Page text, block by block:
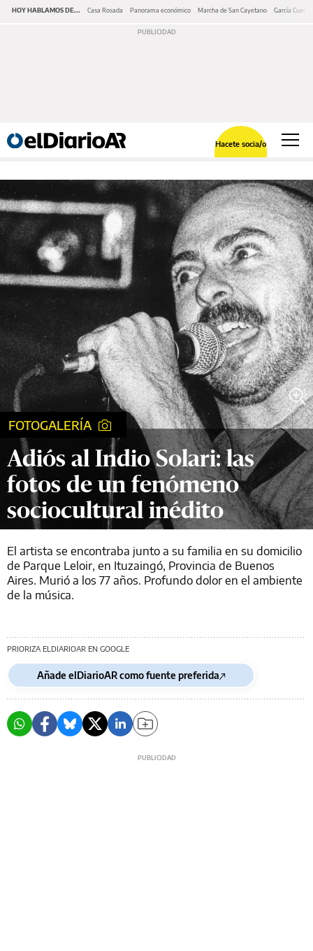
HOY HABLAMOS DE... Casa Rosada Panorama económico Marcha de San Cayetano García Cuerva
Hacete socia/o
FOTOGALERÍA
Adiós al Indio Solari: las
fotos de un fenómeno
sociocultural inédito
El artista se encontraba junto a su familia en su domicilio
de Parque Leloir, en Ituzaingó, Provincia de Buenos
Aires. Murió a los 77 años. Profundo dolor en el ambiente
de la música.
PRIORIZA ELDIARIOAR EN GOOGLE
Añade elDiarioAR como fuente preferida